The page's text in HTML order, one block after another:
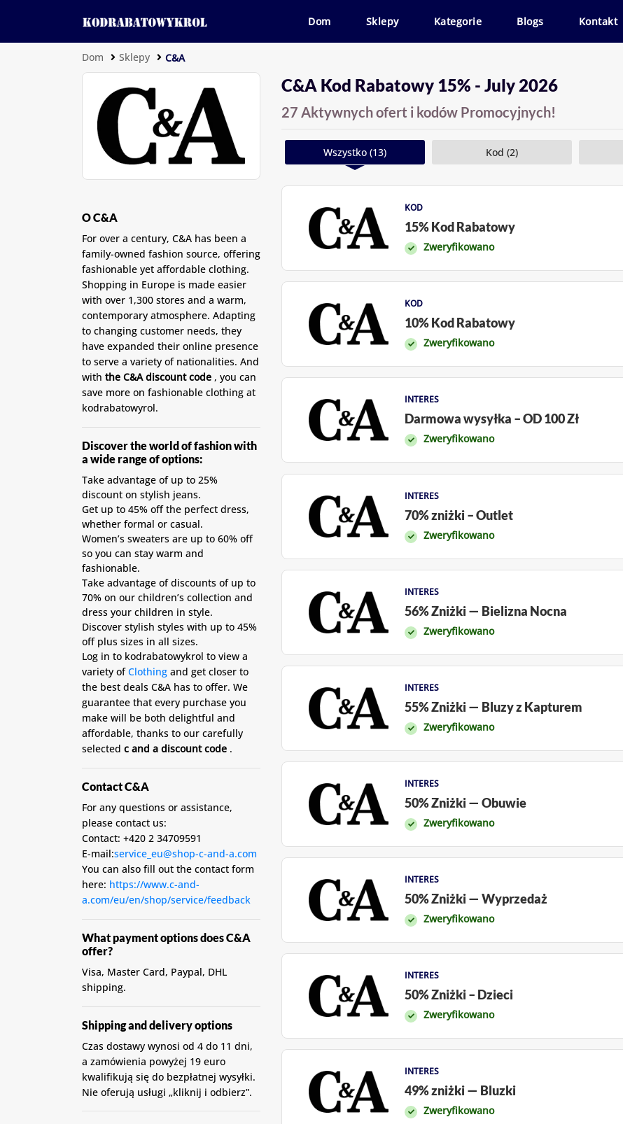
Dom Sklepy Kategorie Blogs Kontakt
Dom Sklepy C&A
C&A Kod Rabatowy 15% - July 2026
27 Aktywnych ofert i kodów Promocyjnych!
Wszystko (13) Kod (2)
KOD
15% Kod Rabatowy
Zweryfikowano
KOD
10% Kod Rabatowy
Zweryfikowano
INTERES
Darmowa wysyłka – OD 100 Zł
Zweryfikowano
INTERES
70% zniżki – Outlet
Zweryfikowano
INTERES
56% Zniżki — Bielizna Nocna
Zweryfikowano
INTERES
55% Zniżki — Bluzy z Kapturem
Zweryfikowano
INTERES
50% Zniżki — Obuwie
Zweryfikowano
INTERES
50% Zniżki — Wyprzedaż
Zweryfikowano
INTERES
50% Zniżki – Dzieci
Zweryfikowano
INTERES
49% zniżki — Bluzki
Zweryfikowano
O C&A
For over a century, C&A has been a
family-owned fashion source, offering
fashionable yet affordable clothing.
Shopping in Europe is made easier
with over 1,300 stores and a warm,
contemporary atmosphere. Adapting
to changing customer needs, they
have expanded their online presence
to serve a variety of nationalities. And
with the C&A discount code , you can
save more on fashionable clothing at
kodrabatowyrol.
Discover the world of fashion with
a wide range of options:
Take advantage of up to 25%
discount on stylish jeans.
Get up to 45% off the perfect dress,
whether formal or casual.
Women’s sweaters are up to 60% off
so you can stay warm and
fashionable.
Take advantage of discounts of up to
70% on our children’s collection and
dress your children in style.
Discover stylish styles with up to 45%
off plus sizes in all sizes.
Log in to kodrabatowykrol to view a
variety ofClothing and get closer to
the best deals C&A has to offer. We
guarantee that every purchase you
make will be both delightful and
affordable, thanks to our carefully
selected c and a discount code .
Contact C&A
For any questions or assistance,
please contact us:
Contact: +420 2 34709591
E-mail:service_eu@shop-c-and-a.com
You can also fill out the contact form
here: https://www.c-and-
a.com/eu/en/shop/service/feedback
What payment options does C&A
offer?
Visa, Master Card, Paypal, DHL
shipping.
Shipping and delivery options
Czas dostawy wynosi od 4 do 11 dni,
a zamówienia powyżej 19 euro
kwalifikują się do bezpłatnej wysyłki.
Nie oferują usługi „kliknij i odbierz”.